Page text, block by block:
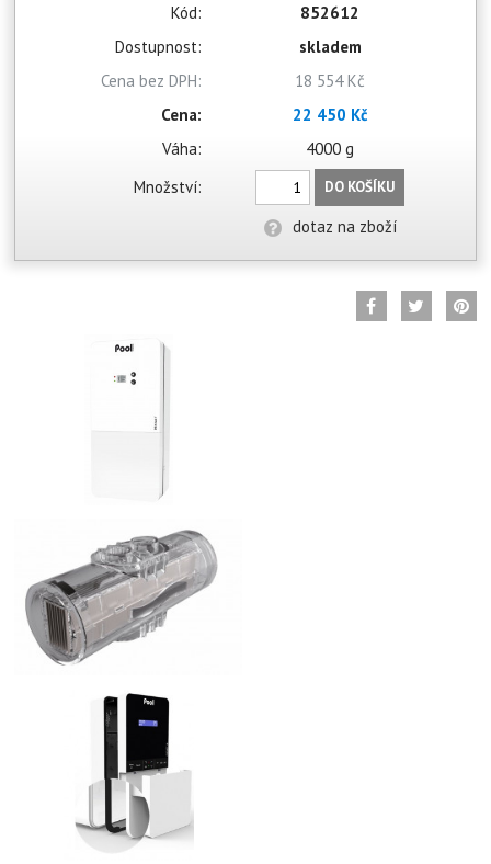
Kód:
852612
Dostupnost:
skladem
Cena bez DPH:
18 554 Kč
Cena:
22 450 Kč
Váha:
4000 g
Množství:
DO KOŠÍKU
dotaz na zboží